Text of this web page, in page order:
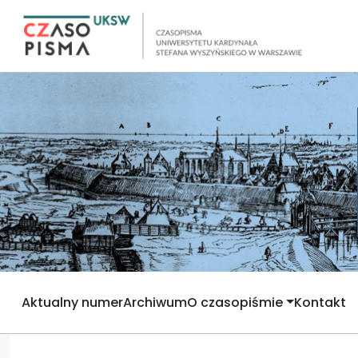
Aktualny numerArchiwumO czasopiśmie Kontakt